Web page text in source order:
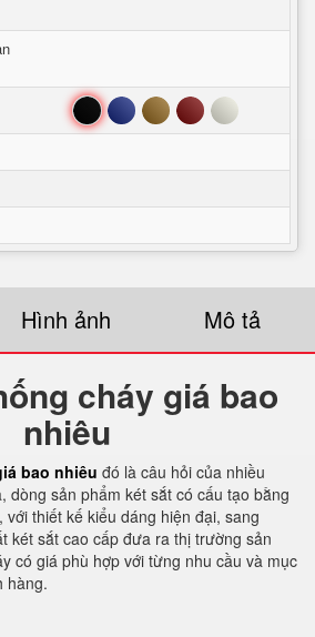
Đen Xanh Nâu Đỏ Trắng
Hình ảnh Mô tả
cháy giá bao
nhiêu
bao nhiêu đó là câu hỏi của nhiều
dòng sản phẩm két sắt có cấu tạo bằng
thiết kế kiểu dáng hiện đại, sang
két sắt cao cấp đưa ra thị trường sản
có giá phù hợp với từng nhu cầu và mục
hàng.